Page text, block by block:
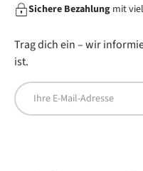
Sichere Bezahlung mit
Trag dich ein – wir
ist.
E-Mail